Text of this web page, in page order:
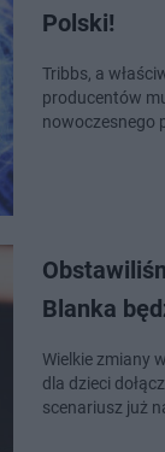
Polski!
Tribbs, a
producentów
nowoczesnego
Blanka
Wielkie zmiany
dla dzieci
scenariusz już